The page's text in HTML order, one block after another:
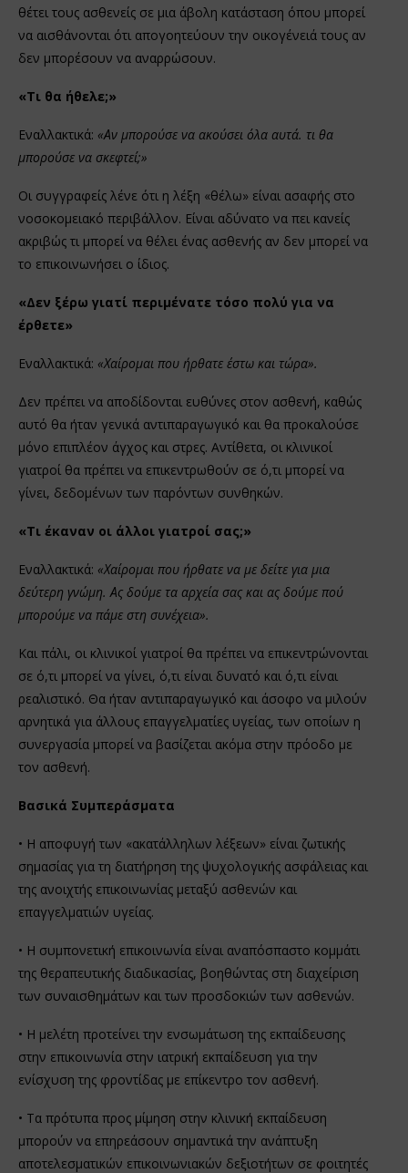
θέτει τους ασθενείς σε μια άβολη κατάσταση όπου μπορεί
να αισθάνονται ότι απογοητεύουν την οικογένειά τους αν
δεν μπορέσουν να αναρρώσουν.
«Τι θα ήθελε;»
Εναλλακτικά: «Αν μπορούσε να ακούσει όλα αυτά. τι θα
μπορούσε να σκεφτεί;»
Οι συγγραφείς λένε ότι η λέξη «θέλω» είναι ασαφής στο
νοσοκομειακό περιβάλλον. Είναι αδύνατο να πει κανείς
ακριβώς τι μπορεί να θέλει ένας ασθενής αν δεν μπορεί να
το επικοινωνήσει ο ίδιος.
«Δεν ξέρω γιατί περιμένατε τόσο πολύ για να
έρθετε»
Εναλλακτικά: «Χαίρομαι που ήρθατε έστω και τώρα».
Δεν πρέπει να αποδίδονται ευθύνες στον ασθενή, καθώς
αυτό θα ήταν γενικά αντιπαραγωγικό και θα προκαλούσε
μόνο επιπλέον άγχος και στρες. Αντίθετα, οι κλινικοί
γιατροί θα πρέπει να επικεντρωθούν σε ό,τι μπορεί να
γίνει, δεδομένων των παρόντων συνθηκών.
«Τι έκαναν οι άλλοι γιατροί σας;»
Εναλλακτικά: «Χαίρομαι που ήρθατε να με δείτε για μια
δεύτερη γνώμη. Ας δούμε τα αρχεία σας και ας δούμε πού
μπορούμε να πάμε στη συνέχεια».
Και πάλι, οι κλινικοί γιατροί θα πρέπει να επικεντρώνονται
σε ό,τι μπορεί να γίνει, ό,τι είναι δυνατό και ό,τι είναι
ρεαλιστικό. Θα ήταν αντιπαραγωγικό και άσοφο να μιλούν
αρνητικά για άλλους επαγγελματίες υγείας, των οποίων η
συνεργασία μπορεί να βασίζεται ακόμα στην πρόοδο με
τον ασθενή.
Βασικά Συμπεράσματα
• Η αποφυγή των «ακατάλληλων λέξεων» είναι ζωτικής
σημασίας για τη διατήρηση της ψυχολογικής ασφάλειας και
της ανοιχτής επικοινωνίας μεταξύ ασθενών και
επαγγελματιών υγείας.
• Η συμπονετική επικοινωνία είναι αναπόσπαστο κομμάτι
της θεραπευτικής διαδικασίας, βοηθώντας στη διαχείριση
των συναισθημάτων και των προσδοκιών των ασθενών.
• Η μελέτη προτείνει την ενσωμάτωση της εκπαίδευσης
στην επικοινωνία στην ιατρική εκπαίδευση για την
ενίσχυση της φροντίδας με επίκεντρο τον ασθενή.
• Τα πρότυπα προς μίμηση στην κλινική εκπαίδευση
μπορούν να επηρεάσουν σημαντικά την ανάπτυξη
αποτελεσματικών επικοινωνιακών δεξιοτήτων σε φοιτητές